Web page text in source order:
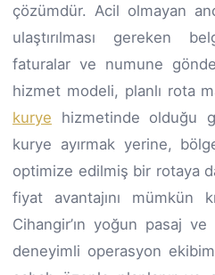
çözümdür. Acil olmayan
ulaştırılması gereken
faturalar ve numune
hizmet modeli, planlı rota
kurye hizmetinde olduğu
kurye ayırmak yerine,
optimize edilmiş bir rotaya
fiyat avantajını mümkün
Cihangir’ın yoğun pasaj ve
deneyimli operasyon